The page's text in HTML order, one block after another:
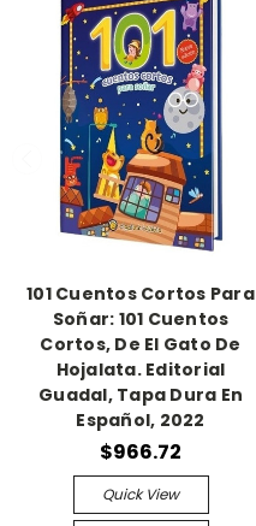
101 Cuentos Cortos Para
Soñar: 101 Cuentos
Cortos, De El Gato De
Hojalata. Editorial
Guadal, Tapa Dura En
Español, 2022
$966.72
Quick View